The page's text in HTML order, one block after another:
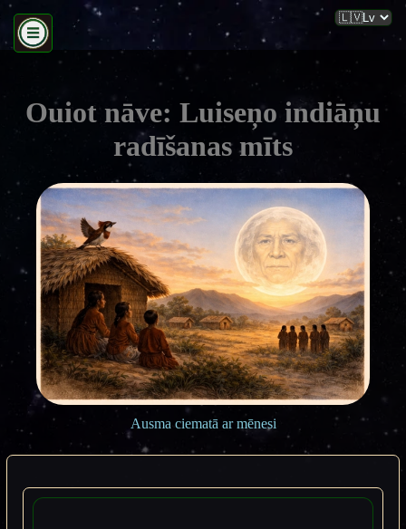
Ouiot nāve: Luiseņo indiāņu
radīšanas mīts
Ausma ciematā ar mēnesi